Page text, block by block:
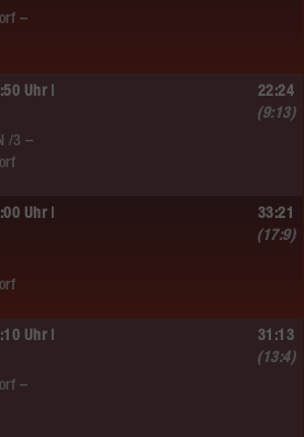
–
Uhr |
/3 –
22:24
(9:13)
Uhr |
33:21
(17:9)
Uhr |
–
31:13
(13:4)